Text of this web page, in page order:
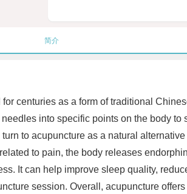
简介
centuries as a form of traditional
into specific points on the body
to acupuncture as a natural
to pain, the body releases
It can help improve sleep quality,
session. Overall, acupuncture